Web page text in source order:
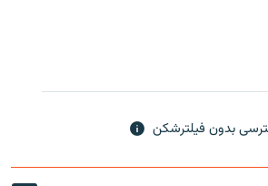
بدون فیلترشکن